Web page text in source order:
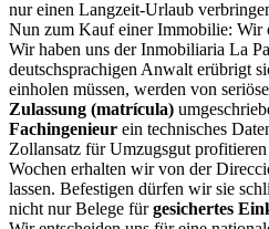
nur einen Langzeit-Urlaub
Nun zum Kauf einer Immobilie: Wir
Wir haben uns der Inmobiliaria La
deutschsprachigen Anwalt erübrigt
einholen müssen, werden von
Zulassung (matrícula)
Fachingenieur ein technisches
Zollansatz für Umzugsgut
Wochen erhalten wir von der
lassen. Befestigen dürfen wir sie
nicht nur Belege fürgesichertes